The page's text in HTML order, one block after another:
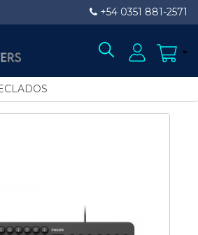
+54 0351 881-2571